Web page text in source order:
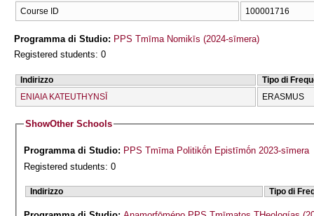
Course ID 100001716
Programma di Studio: PPS Tmīma Nomikīs (2024-sīmera)
Registered students: 0
Indirizzo
Tipo di
ENIAIA KATEUTHYNSĪ
ERASMUS
ShowOther Schools
Programma di Studio: PPS Tmīma Politikṓn Epistīmṓn 2023-sīmera
Registered students: 0
Indirizzo Tipo di